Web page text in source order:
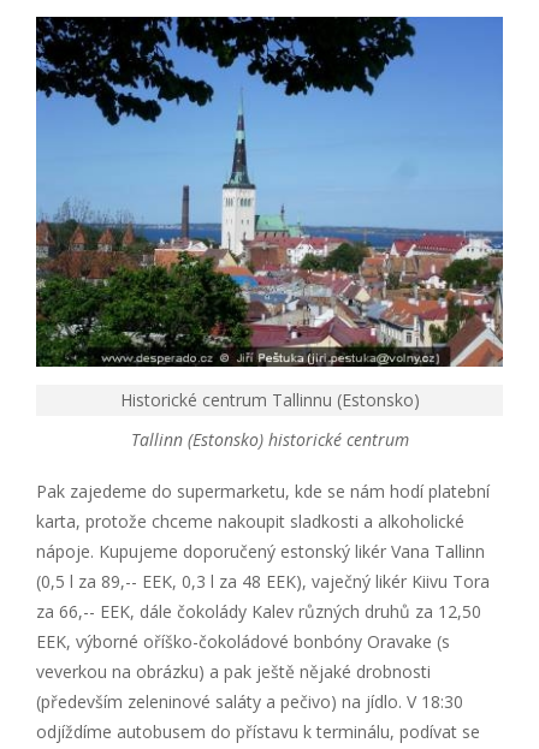
Historické centrum Tallinnu (Estonsko)
Tallinn (Estonsko) historické centrum
Pak zajedeme do supermarketu, kde se nám hodí platební
karta, protože chceme nakoupit sladkosti a alkoholické
nápoje. Kupujeme doporučený estonský likér Vana Tallinn
(0,5 l za 89,-- EEK, 0,3 l za 48 EEK), vaječný likér Kiivu Tora
za 66,-- EEK, dále čokolády Kalev různých druhů za 12,50
EEK, výborné oříško-čokoládové bonbóny Oravake (s
veverkou na obrázku) a pak ještě nějaké drobnosti
(především zeleninové saláty a pečivo) na jídlo. V 18:30
odjíždíme autobusem do přístavu k terminálu, podívat se